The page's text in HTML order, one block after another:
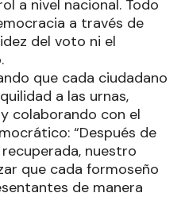
a nivel nacional. Todo
a través de
del voto ni el
que cada ciudadano
a las urnas,
colaborando con el
“Después de
nuestro
que cada formoseño
de manera